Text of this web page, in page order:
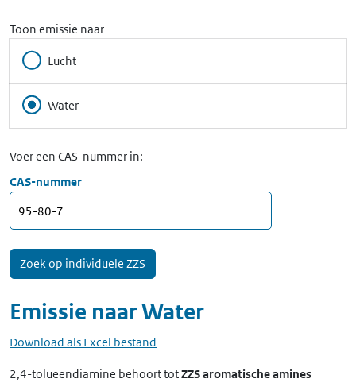
Toon emissie naar
Lucht
Water
Voer een CAS-nummer in:
CAS-nummer
Emissie naarWater
Download als Excel bestand
2,4-tolueendiamine behoort totZZS aromatische amines